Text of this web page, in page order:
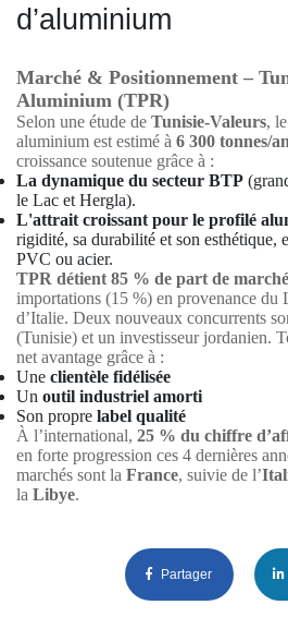
d’aluminium
Marché & Positionnement –
Aluminium (TPR)
Selon une étude de Tunisie-Valeurs,
aluminium est estimé à 6 300 tonnes/an
croissance soutenue grâce à :
La dynamique du secteur BTP
le Lac et Hergla).
L'attrait croissant pour le profilé
rigidité, sa durabilité et son esthétique,
PVC ou acier.
TPR détient 85 % de part de marché
importations (15 %) en provenance du
d’Italie. Deux nouveaux concurrents
(Tunisie) et un investisseur jordanien.
net avantage grâce à :
Une clientèle fidélisée
Un outil industriel amorti
Son propre label qualité
À l’international, 25 % du chiffre
en forte progression ces 4 dernières
marchés sont la France, suivie de l’
la Libye.
Partager